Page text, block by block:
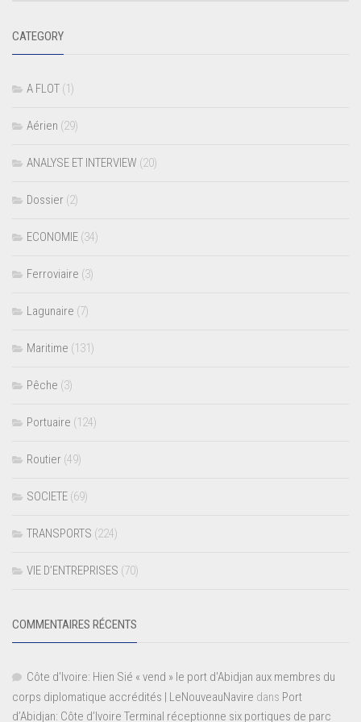
CATEGORY
A FLOT (1)
Aérien (29)
ANALYSE ET INTERVIEW (20)
Dossier (2)
ECONOMIE (34)
Ferroviaire (3)
Lagunaire (7)
Maritime (131)
Pêche (3)
Portuaire (124)
Routier (49)
SOCIETE (69)
TRANSPORTS (224)
VIE D’ENTREPRISES (70)
COMMENTAIRES RÉCENTS
Côte d'Ivoire: Hien Sié « vend » le port d'Abidjan aux membres du
corps diplomatique accrédités | LeNouveauNavire dans Port
d’Abidjan: Côte d’Ivoire Terminal réceptionne six portiques de parc